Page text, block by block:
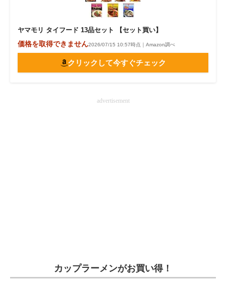
ヤマモリ タイフード 13品セット 【セット買い】
価格を取得できません2026/07/15 10:57時点｜Amazon調べ
クリックして今すぐチェック
advertisement
カップラーメンがお買い得！